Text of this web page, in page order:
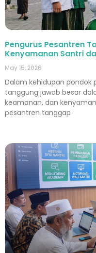
Pengurus Pesantren
Kenyamanan Santri
May 15, 2026
Dalam kehidupan pondok
tanggung jawab besar
keamanan, dan
pesantren tanggap